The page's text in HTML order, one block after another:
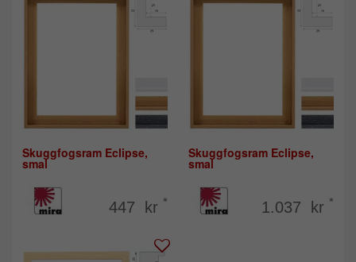
Skuggfogsram Eclipse,
smal
447 kr *
Skuggfogsram Eclipse,
smal
1.037 kr *